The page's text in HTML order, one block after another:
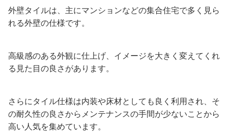
外壁タイルは、主にマンションなどの集合住宅で多く見ら
れる外壁の仕様です。
高級感のある外観に仕上げ、イメージを大きく変えてくれ
る見た目の良さがあります。
さらにタイル仕様は内装や床材としても良く利用され、そ
の耐久性の良さからメンテナンスの手間が少ないことから
高い人気を集めています。